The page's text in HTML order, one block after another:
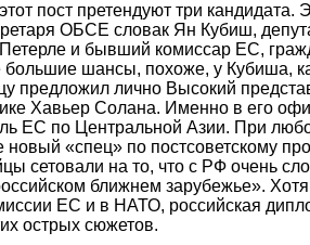
пост претендуют три
ОБСЕ словак Ян Кубиш,
и бывший комиссар ЕС,
шансы, похоже, у Кубиша,
предложил лично Высокий
Хавьер Солана. Именно в его
ЕС по Центральной Азии. При
новый «спец» по постсоветскому
сетовали на то, что с РФ очень
ближнем зарубежье».
ЕС и в НАТО, российская
острых сюжетов.